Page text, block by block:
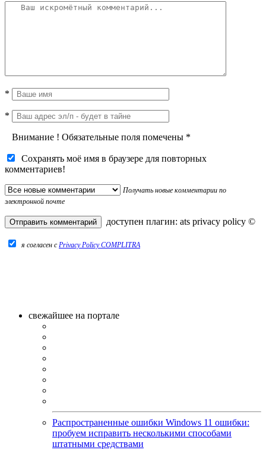
*
*
Внимание ! Обязательные поля помечены *
Сохранять моё имя в браузере для повторных
комментариев!
Получать новые комментарии по
электронной почте
доступен плагин: ats privacy policy ©
я согласен cPrivacy Policy COMPLITRA
свежайшее на портале
Распространенные ошибки Windows 11 ошибки:
пробуем исправить несколькими способами
штатными средствами